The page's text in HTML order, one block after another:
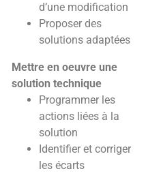
d’une modification
Proposer des
solutions adaptées
Mettre en oeuvre une
solution technique
Programmer les
actions liées à la
solution
Identifier et corriger
les écarts